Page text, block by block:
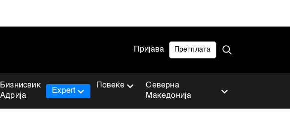
Пријава Претплата
Бизнисвик
Адрија
Северна
Македонија
Expert
Повеќе